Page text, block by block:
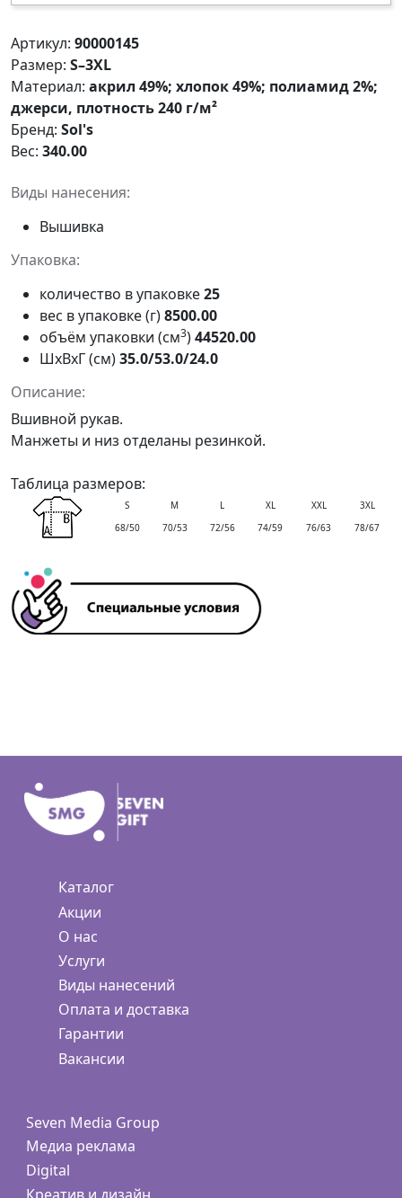
Артикул: 90000145
Размер: S–3XL
Материал: акрил 49%; хлопок 49%; полиамид 2%;
джерси, плотность 240 г/м²
Бренд: Sol's
Вес: 340.00
Виды нанесения:
Вышивка
Упаковка:
количество в упаковке25
вес в упаковке (г)8500.00
объём упаковки (см3)44520.00
ШxВxГ (см)35.0/53.0/24.0
Описание:
Вшивной рукав.
Манжеты и низ отделаны резинкой.
Таблица размеров:
S M L XL XXL
3XL
68/50
70/53 72/56 74/59 76/63 78/67
Каталог
Акции
О нас
Услуги
Виды нанесений
Оплата и доставка
Гарантии
Вакансии
Seven Media Group
Медиа реклама
Digital